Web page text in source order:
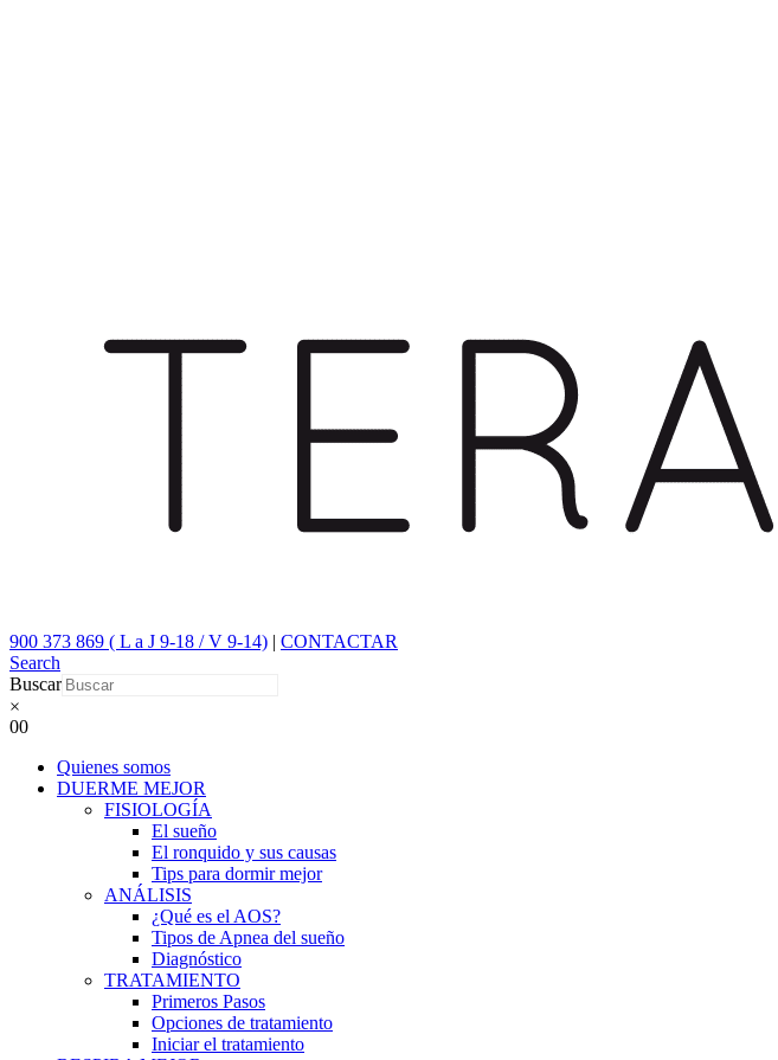
900 373 869 ( L a J 9-18 / V 9-14) | CONTACTAR
Search
Buscar
×
00
Quienes somos
DUERME MEJOR
FISIOLOGÍA
El sueño
El ronquido y sus causas
Tips para dormir mejor
ANÁLISIS
¿Qué es el AOS?
Tipos de Apnea del sueño
Diagnóstico
TRATAMIENTO
Primeros Pasos
Opciones de tratamiento
Iniciar el tratamiento